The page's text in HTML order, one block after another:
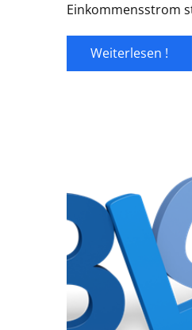
Einkommensstrom
Weiterlesen !